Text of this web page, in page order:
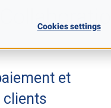
Cookies settings
et
clients